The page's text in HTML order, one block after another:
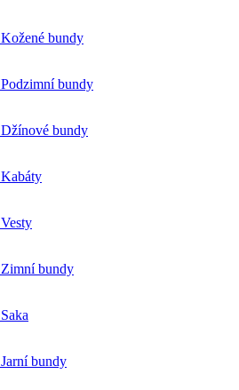
Kožené bundy
Podzimní bundy
Džínové bundy
Kabáty
Vesty
Zimní bundy
Saka
Jarní bundy